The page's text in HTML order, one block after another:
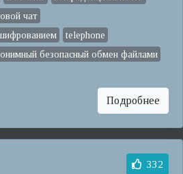
чат
telephone
безопасный обмен файлами
Подробнее
332